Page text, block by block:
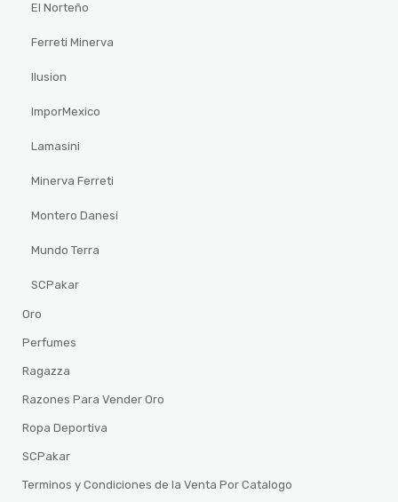
El Norteño
Ferreti Minerva
Ilusion
ImporMexico
Lamasini
Minerva Ferreti
Montero Danesi
Mundo Terra
SCPakar
Oro
Perfumes
Ragazza
Razones Para Vender Oro
Ropa Deportiva
SCPakar
Terminos y Condiciones de la Venta Por Catalogo